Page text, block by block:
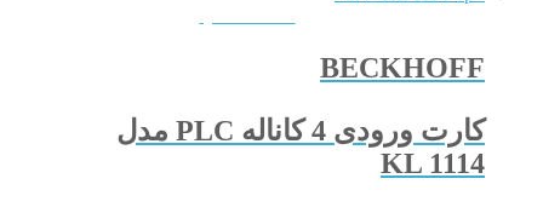
BECKHOFF
کارت ورودی 4 کاناله PLC مدل
KL 1114